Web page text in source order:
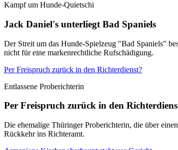
Kampf um Hunde-Quietschi
Jack Daniel's unterliegt Bad Spaniels
Der Streit um das Hunde-Spielzeug "Bad Spaniels"
nicht für eine markenrechtliche Rufschädigung.
Per Freispruch zurück in den Richterdienst?
Entlassene Proberichterin
Per Freispruch zurück in den
Die ehemalige Thüringer Proberichterin, die über
Rückkehr ins Richteramt.